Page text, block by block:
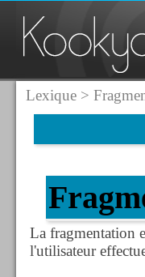
Lexique>
La fragmentation
l'utilisateur